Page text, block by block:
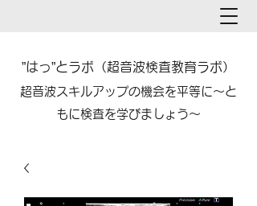
”はっ”とラボ（超音波検査教育ラボ）​​
​超音波スキルアップの機会を平等に～と
もに検査を学びましょう～